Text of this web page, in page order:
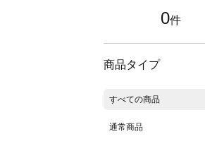
0件
商品タイプ
すべての商品
通常商品